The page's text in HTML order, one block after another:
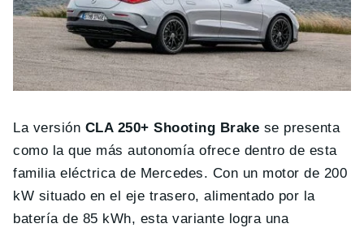
La versión CLA 250+ Shooting Brake se presenta
como la que más autonomía ofrece dentro de esta
familia eléctrica de Mercedes. Con un motor de 200
kW situado en el eje trasero, alimentado por la
batería de 85 kWh, esta variante logra una